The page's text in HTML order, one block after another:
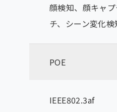
顔検知、顔キャ
チ、シーン変化
POE
IEEE802.3af